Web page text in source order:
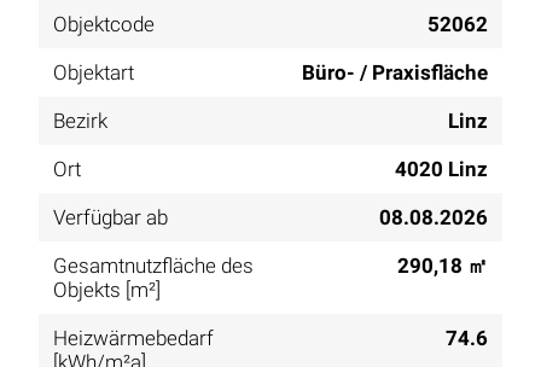
Objektcode
52062
Objektart
Büro- / Praxisfläche
Bezirk
Linz
Ort
4020 Linz
Verfügbar ab
08.08.2026
Gesamtnutzfläche des
Objekts [m²]
290,18 ㎡
Heizwärmebedarf
74.6